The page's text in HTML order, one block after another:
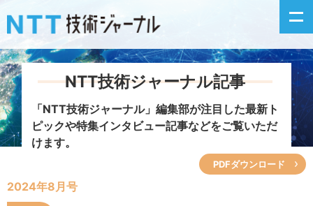
新着情報
NTT技術ジャーナル記事
「NTT技術ジャーナル」編集部が注目した最新ト
ピックや特集インタビュー記事などをご覧いただ
けます。
PDFダウンロード
2024年8月号